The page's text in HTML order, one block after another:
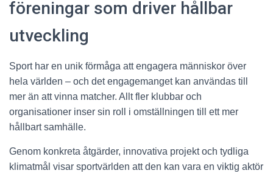
föreningar som driver hållbar
utveckling
Sport har en unik förmåga att engagera människor över
hela världen – och det engagemanget kan användas till
mer än att vinna matcher. Allt fler klubbar och
organisationer inser sin roll i omställningen till ett mer
hållbart samhälle.
Genom konkreta åtgärder, innovativa projekt och tydliga
klimatmål visar sportvärlden att den kan vara en viktig aktör